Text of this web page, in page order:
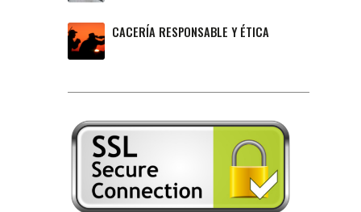
CACERÍA RESPONSABLE Y ÉTICA